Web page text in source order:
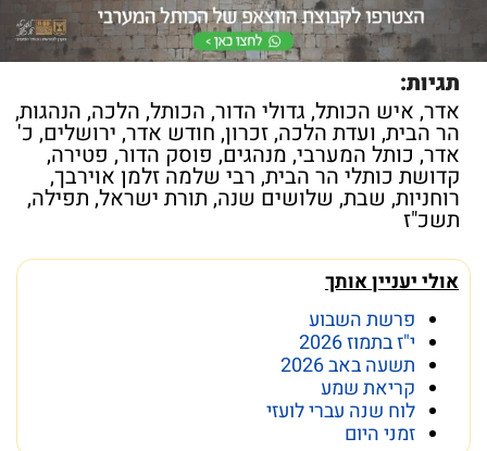
תגיות:
אדר, איש הכותל, גדולי הדור, הכותל, הלכה, הנהגות,
הר הבית, ועדת הלכה,זכרון, חודש אדר, ירושלים, כ'
אדר, כותל המערבי, מנהגים, פוסק הדור, פטירה,
קדושת כותלי הר הבית, רבי שלמה זלמן אוירבך,
רוחניות, שבת, שלושים שנה, תורת ישראל, תפילה,
תשכ"ז
אולי יעניין אותך
פרשת השבוע
י"ז בתמוז 2026
תשעה באב 2026
קריאת שמע
לוח שנה עברי לועזי
זמני היום